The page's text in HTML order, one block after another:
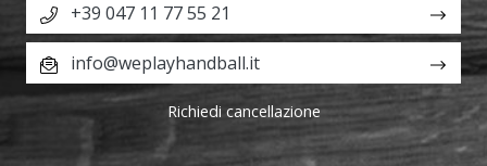
+39 047 11 77 55 21
info@weplayhandball.it
Richiedi cancellazione